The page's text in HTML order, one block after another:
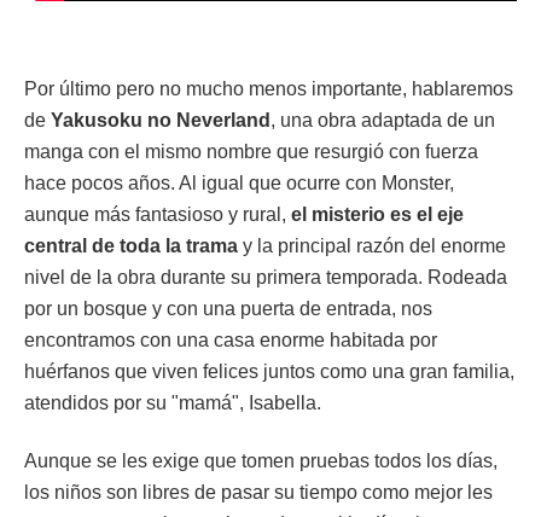
Por último pero no mucho menos importante, hablaremos
de Yakusoku no Neverland , una obra adaptada de un
manga con el mismo nombre que resurgió con fuerza
hace pocos años. Al igual que ocurre con Monster,
aunque más fantasioso y rural, el misterio es el eje
central de toda la trama y la principal razón del enorme
nivel de la obra durante su primera temporada. Rodeada
por un bosque y con una puerta de entrada, nos
encontramos con una casa enorme habitada por
huérfanos que viven felices juntos como una gran familia,
atendidos por su "mamá", Isabella.
Aunque se les exige que tomen pruebas todos los días,
los niños son libres de pasar su tiempo como mejor les